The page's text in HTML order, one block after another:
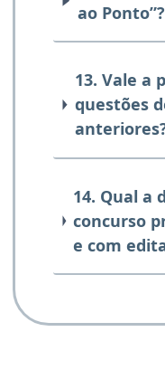
ao Ponto”?
13. Vale a
questões
14. Qual a
concurso
e com